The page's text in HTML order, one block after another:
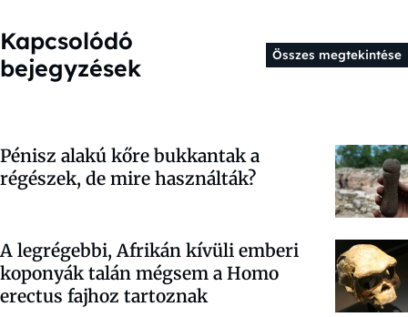
Kapcsolódó
bejegyzések
Összes megtekintése
Pénisz alakú kőre bukkantak a
régészek, de mire használták?
A legrégebbi, Afrikán kívüli emberi
koponyák talán mégsem a Homo
erectus fajhoz tartoznak